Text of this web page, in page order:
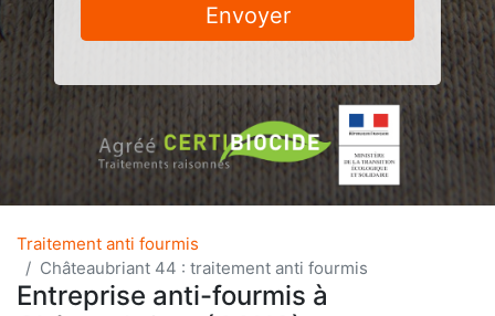
Envoyer
Traitement anti fourmis
Châteaubriant 44 : traitement anti fourmis
Entreprise anti-fourmis à